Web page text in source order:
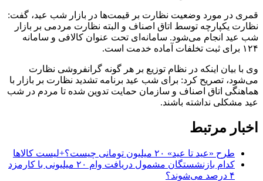
قمری در مورد وضعیت نظارت بر قیمت‌ها در بازار شب عید، گفت:
نظارت یکپارچه توسط اتاق اصناف و البته نظارت مردمی بر بازار
شب عید انجام می‌شود. سامانه‌ای تحت عنوان کالافی و سامانه
۱۲۴ برای ثبت تخلفات آماده خدمت است.
وی با بیان اینکه در نظام توزیع بر هر گونه گرانفروشی نظارت
می‌شود، تصریح کرد: برای شب عید برنامه تشدید نظارت بر بازار با
هماهنگی اتاق اصناف و سازمان حمایت تدوین شده تا مردم در شب
عید مشکلی نداشته باشند.
اخبار مرتبط
طرح «عید تا عید» ۲۰ میلیون تومانی چیست؟+لیست کالاها
کدام بازنشستگان مشمول دریافت وام ۲۰ میلیونی با کارمزد
۴ درصد می‌شوند؟